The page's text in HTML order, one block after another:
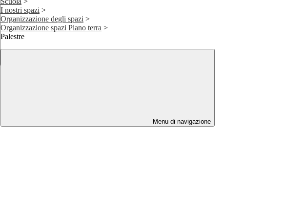
I nostri spazi >
Organizzazione degli spazi >
Organizzazione spazi Piano terra >
Palestre
Menu di navigazione